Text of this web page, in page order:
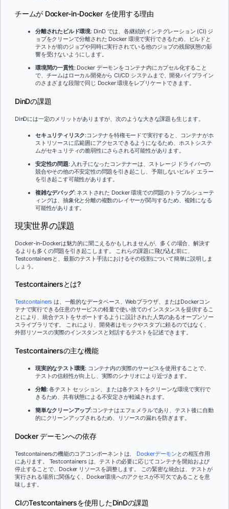
チームが Docker-in-Docker を使用する理由
分離されたビルド環境: DinD では、各継続的インテグレーション (CI) ジ
ョブをクリーンで分離された Docker 環境で実行できるため、ビルドと
テストが前のジョブや同時に実行されている他のジョブの残留状態の影
響を受けないようにします。
環境間の一貫性: Docker デーモンをコンテナ内にカプセル化すること
で、チームはローカル開発から CI/CD システムまで、開発パイプライン
のさまざまな段階で同じ Docker 環境をレプリケートできます。
DinDの課題
DinDには一定のメリットがありますが、次のような大きな課題も生じます。
セキュリティリスク:コンテナを特権モードで実行すると、コンテナがホ
ストリソースに広範囲にアクセスできるようになるため、ホストシステ
ムがセキュリティの脆弱性にさらされる可能性があります。
安定性の問題: 入れ子になったコンテナーは、ストレージ ドライバーの
競合やその他の不安定性の問題を引き起こし、予期しないビルド エラー
を引き起こす可能性があります。
複雑なデバッグ: ネストされた Docker 環境での問題のトラブルシューテ
ィングは、抽象化と分離の複数のレイヤーが関与するため、複雑になる
可能性があります。
現実世界の課題
Docker-in-Dockerは魅力的に聞こえるかもしれませんが、多くの場合、解決す
るよりも多くの問題を引き起こします。 これらの課題に飛び込む前に、
Testcontainersと、最新のテスト手法におけるその役割について簡単に説明しま
しょう。
Testcontainersとは?
Testcontainers は、一般的なデータベース、Webブラウザ、またはDockerコン
テナで実行できる任意のサービスの軽量で使い捨てのインスタンスを提供するこ
とにより、統合テストをサポートするように設計された人気のあるオープンソー
スライブラリです。 これにより、開発者はモックやスタブに頼るのではなく、
外部リソースの実際のインスタンスと対話するテストを記述できます。
Testcontainersの主な機能
現実的なテスト環境: コンテナ内の実際のサービスを使用することで、
テストの信頼性が向上し、実際のシナリオにより近づきます。
分離: 各テスト セッション、または各テストをクリーンな環境で実行で
きるため、共有状態による不安定さが軽減されます。
簡単なクリーンアップ:コンテナはエフェメラルであり、テスト後に自動
的にクリーンアップされるため、リソースの漏れを防ぎます。
Docker デーモンへの依存
Testcontainersの機能のコアコンポーネントは、 Dockerデーモン との相互作用
にあります。 Testcontainers は、テストの必要に応じてコンテナを開始および
停止することで、Docker リソースを調整します。 この緊密な統合は、テストが
実行される場所に関係なく、Docker環境へのアクセスが不可欠であることを意
味します。
CIのTestcontainersを使用したDinDの課題